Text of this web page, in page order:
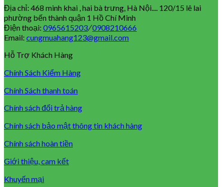
Địa chỉ: 468 minh khai , hai bà trưng, Hà Nội.... 120/15 lê lai
phường bến thành quận 1 Hồ Chí Minh
Điện thoại: 0965615203/0908210666
Email: cungmuahang123@gmail.com
Hỗ Trợ Khách Hàng
Chính Sách Kiểm Hàng
Chính Sách thanh toán
Chính sách đổi trả hàng
Chính sách bảo mật thông tin khách hàng
Chính sách hoàn tiền
Giới thiệu, cam kết
Khuyến mại